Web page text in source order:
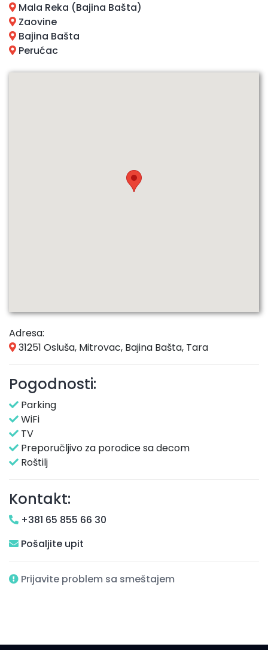
Mala Reka (Bajina Bašta)
Zaovine
Bajina Bašta
Perućac
Adresa:
31251 Osluša, Mitrovac, Bajina Bašta, Tara
Pogodnosti:
Parking
WiFi
TV
Preporučljivo za porodice sa decom
Roštilj
Kontakt:
+381 65 855 66 30
Pošaljite upit
Prijavite problem sa smeštajem